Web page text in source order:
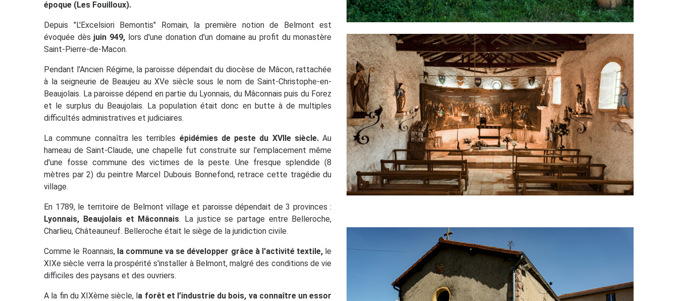
époque (Les Fouilloux).
Depuis "L'Excelsiori Bemontis" Romain, la première notion de Belmont est
évoquée dès juin 949,lors d'une donation d'un domaine au profit du monastère
Saint-Pierre-de-Macon.
Pendant l'Ancien Régime, la paroisse dépendait du diocèse de Mâcon, rattachée
à la seigneurie de Beaujeu au XVe siècle sous le nom de Saint-Christophe-en-
Beaujolais. La paroisse dépend en partie du Lyonnais, du Mâconnais puis du Forez
et le surplus du Beaujolais. La population était donc en butte à de multiples
difficultés administratives et judiciaires.
La commune connaîtra les terribles épidémies de peste du XVIIe siècle.Au
hameau de Saint-Claude, une chapelle fut construite sur l'emplacement même
d'une fosse commune des victimes de la peste. Une fresque splendide (8
mètres par 2) du peintre Marcel Dubouis Bonnefond, retrace cette tragédie du
village.
En 1789, le territoire de Belmont village et paroisse dépendait de 3 provinces :
Lyonnais, Beaujolais et Mâconnais. La justice se partage entre Belleroche,
Charlieu, Châteauneuf. Belleroche était le siège de la juridiction civile.
Comme le Roannais, la commune va se développer grâce à l'activité textile, le
XIXe siècle verra la prospérité s'installer à Belmont, malgré des conditions de vie
difficiles des paysans et des ouvriers.
A la fin du XIXème siècle, la forêt et l’industrie du bois, va connaître un essor